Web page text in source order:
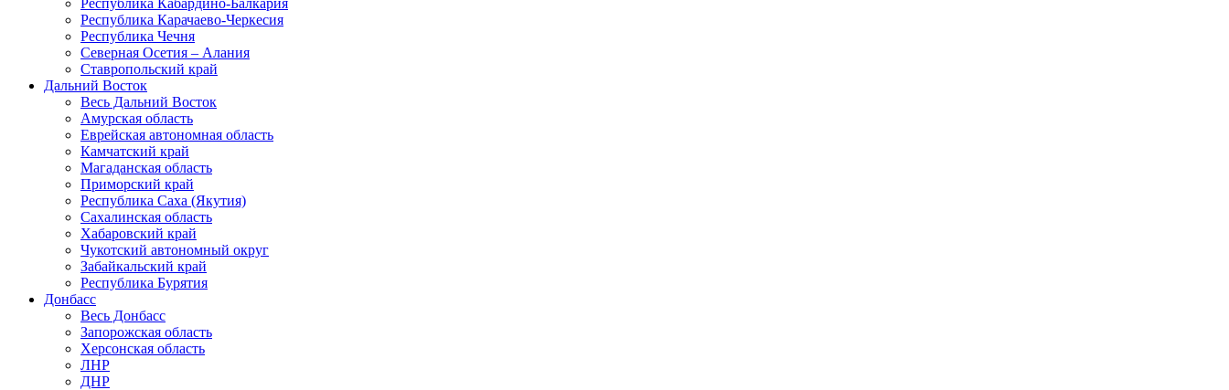
Республика Кабардино-Балкария
Республика Карачаево-Черкесия
Республика Чечня
Северная Осетия – Алания
Ставропольский край
Дальний Восток
Весь Дальний Восток
Амурская область
Еврейская автономная область
Камчатский край
Магаданская область
Приморский край
Республика Саха (Якутия)
Сахалинская область
Хабаровский край
Чукотский автономный округ
Забайкальский край
Республика Бурятия
Донбасс
Весь Донбасс
Запорожская область
Херсонская область
ЛНР
ДНР